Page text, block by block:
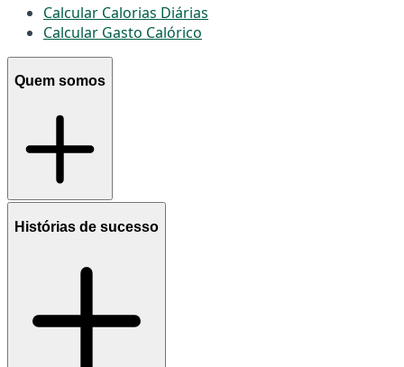
Calcular Calorias Diárias
Calcular Gasto Calórico
Quem somos
Histórias de sucesso